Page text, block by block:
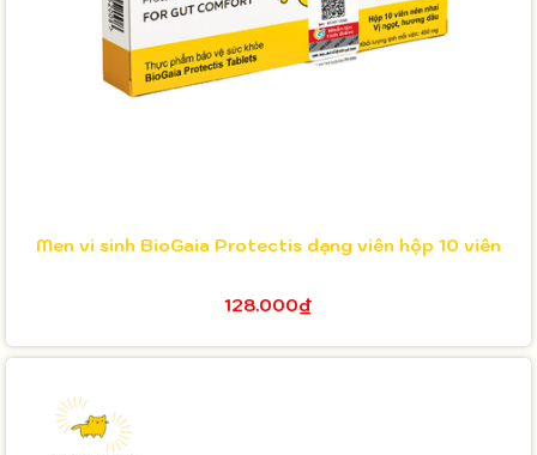
Men vi sinh BioGaia Protectis dạng viên hộp 10 viên
128.000₫